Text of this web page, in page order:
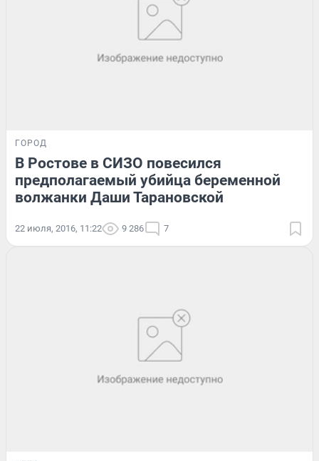
ГОРОД
В Ростове в СИЗО повесился
предполагаемый убийца беременной
волжанки Даши Тарановской
22 июля, 2016, 11:22 9 286 7